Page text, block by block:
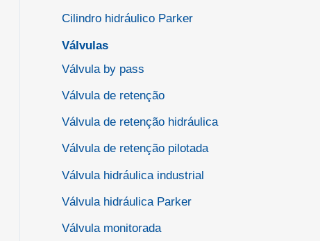
Cilindro hidráulico Parker
Válvulas
Válvula by pass
Válvula de retenção
Válvula de retenção hidráulica
Válvula de retenção pilotada
Válvula hidráulica industrial
Válvula hidráulica Parker
Válvula monitorada